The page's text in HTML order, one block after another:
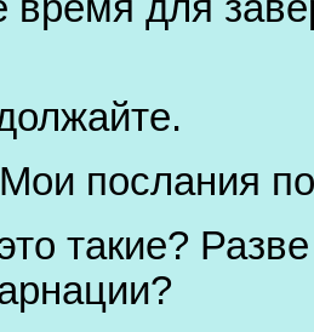
Мои послания
такие?